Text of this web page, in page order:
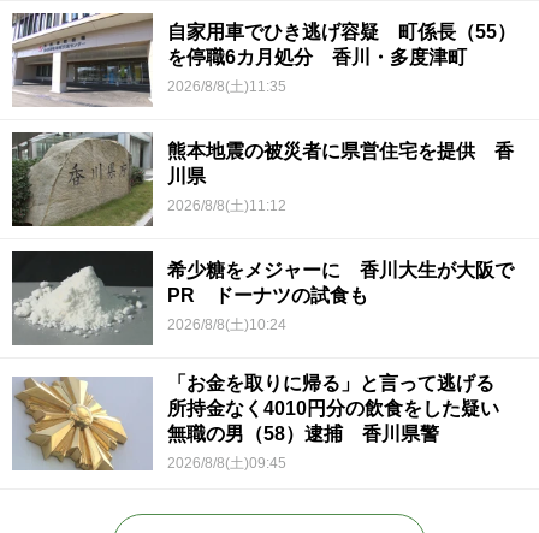
自家用車でひき逃げ容疑 町係長（55）
を停職6カ月処分 香川・多度津町
2026/8/8(土)11:35
熊本地震の被災者に県営住宅を提供 香
川県
2026/8/8(土)11:12
希少糖をメジャーに 香川大生が大阪で
PR ドーナツの試食も
2026/8/8(土)10:24
「お金を取りに帰る」と言って逃げる
所持金なく4010円分の飲食をした疑い
無職の男（58）逮捕 香川県警
2026/8/8(土)09:45